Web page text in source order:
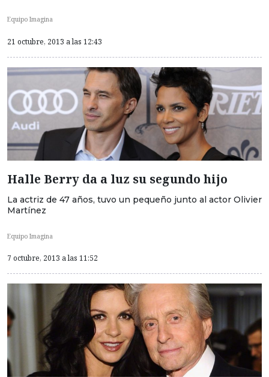
Equipo Imagina
21 octubre, 2013 a las 12:43
Halle Berry da a luz su segundo hijo
La actriz de 47 años, tuvo un pequeño junto al actor Olivier
Martínez
Equipo Imagina
7 octubre, 2013 a las 11:52